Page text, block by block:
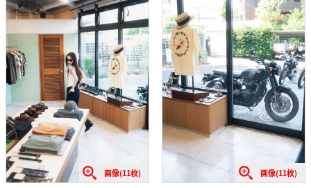
画像(11枚) 画像(11枚)